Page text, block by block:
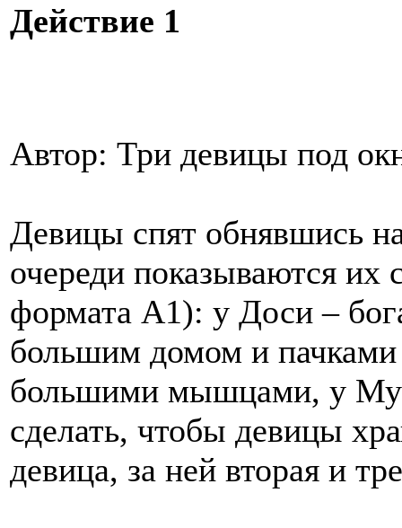
Действие 1
Автор: Три девицы под
Девицы спят обнявшись
очереди показываются их
формата А1): у Доси –
большим домом и
большими мышцами, у
сделать, чтобы девицы
девица, за ней вторая и